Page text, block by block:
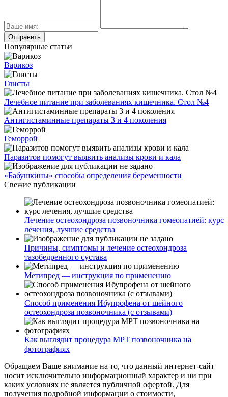
Популярные статьи
Варикоз
Глисты
Лечебное питание при заболеваниях кишечника. Стол №4
Антигистаминные препараты 3 и 4 поколения
Геморрой
Паразитов помогут выявить анализы крови и кала
«Бабушкины» способы определения беременности
Свежие публикации
Лечение остеохондроза позвоночника гомеопатией: курс
лечения, лучшие средства
Причины, симптомы и лечение остеохондроза
тазобедренного сустава
Метипред — инструкция по применению
Способ применения Ибупрофена от шейного
остеохондроза позвоночника (с отзывами)
Как выглядит процедура МРТ позвоночника на
фотографиях
Обращаем Ваше внимание на то, что данный интернет-сайт
носит исключительно информационный характер и ни при
каких условиях не является публичной офертой. Для
получения подробной информации о стоимости,